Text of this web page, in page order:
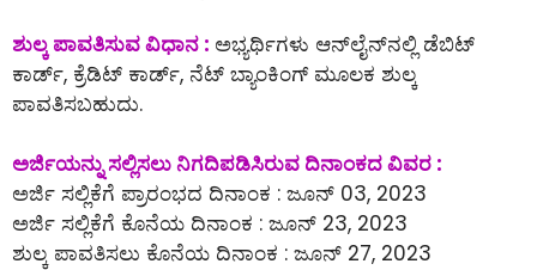
ಶುಲ್ಕ ಪಾವತಿಸುವ ವಿಧಾನ : ಅಭ್ಯರ್ಥಿಗಳು ಆನ್‌ಲೈನ್‌ನಲ್ಲಿ ಡೆಬಿಟ್
ಕಾರ್ಡ್, ಕ್ರೆಡಿಟ್ ಕಾರ್ಡ್, ನೆಟ್ ಬ್ಯಾಂಕಿಂಗ್ ಮೂಲಕ ಶುಲ್ಕ
ಪಾವತಿಸಬಹುದು.
ಅರ್ಜಿಯನ್ನು ಸಲ್ಲಿಸಲು ನಿಗದಿಪಡಿಸಿರುವ ದಿನಾಂಕದ ವಿವರ :
ಅರ್ಜಿ ಸಲ್ಲಿಕೆಗೆ ಪ್ರಾರಂಭದ ದಿನಾಂಕ : ಜೂನ್ 03, 2023
ಅರ್ಜಿ ಸಲ್ಲಿಕೆಗೆ ಕೊನೆಯ ದಿನಾಂಕ : ಜೂನ್ 23, 2023
ಶುಲ್ಕ ಪಾವತಿಸಲು ಕೊನೆಯ ದಿನಾಂಕ : ಜೂನ್ 27, 2023